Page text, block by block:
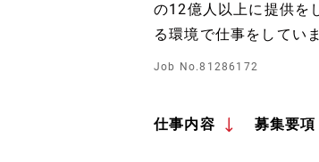
の12億人以上に提供を
る環境で仕事をしてい
Job No.81286172
仕事内容 募集要項